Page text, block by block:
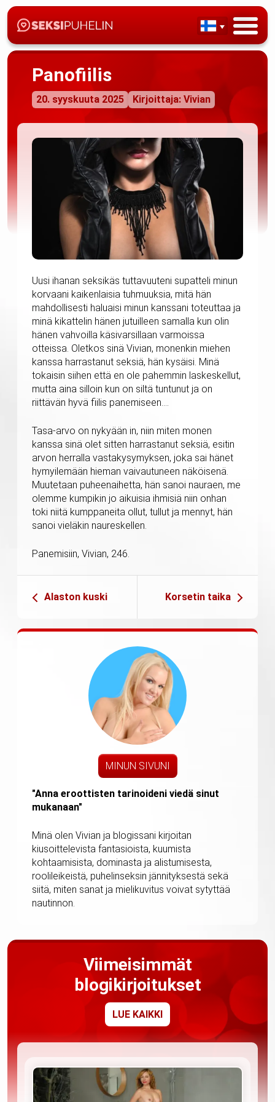
Panofiilis
20. syyskuuta 2025 Kirjoittaja: Vivian
Uusi ihanan seksikäs tuttavuuteni supatteli minun
korvaani kaikenlaisia tuhmuuksia, mitä hän
mahdollisesti haluaisi minun kanssani toteuttaa ja
minä kikattelin hänen jutuilleen samalla kun olin
hänen vahvoilla käsivarsillaan varmoissa
otteissa. Oletkos sinä Vivian, monenkin miehen
kanssa harrastanut seksiä, hän kysäisi. Minä
tokaisin siihen että en ole pahemmin laskeskellut,
mutta aina silloin kun on siltä tuntunut ja on
riittävän hyvä fiilis panemiseen….
Tasa-arvo on nykyään in, niin miten monen
kanssa sinä olet sitten harrastanut seksiä, esitin
arvon herralla vastakysymyksen, joka sai hänet
hymyilemään hieman vaivautuneen näköisenä.
Muutetaan puheenaihetta, hän sanoi nauraen, me
olemme kumpikin jo aikuisia ihmisiä niin onhan
toki niitä kumppaneita ollut, tullut ja mennyt, hän
sanoi vieläkin naureskellen.
Panemisiin, Vivian, 246.
Alaston kuski Korsetin taika
MINUN SIVUNI
"Anna eroottisten tarinoideni viedä sinut
mukanaan"
Minä olen Vivian ja blogissani kirjoitan
kiusoittelevista fantasioista, kuumista
kohtaamisista, dominasta ja alistumisesta,
roolileikeistä, puhelinseksin jännityksestä sekä
siitä, miten sanat ja mielikuvitus voivat sytyttää
nautinnon.
Viimeisimmät
blogikirjoitukset
LUE KAIKKI